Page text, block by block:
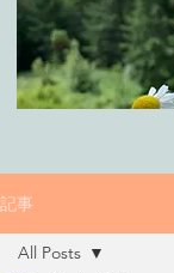
記事
All Posts